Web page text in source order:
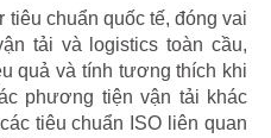
tiêu chuẩn quốc tế, đóng vai
tải và logistics toàn cầu,
quả và tính tương thích khi
phương tiện vận tải khác
tiêu chuẩn ISO liên quan